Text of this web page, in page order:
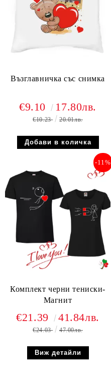
Възглавничка със снимка
€9.10 17.80лв.
€10.23 20.01лв.
Комплект черни тениски-
Магнит
-11%
€21.39 41.84лв.
€24.03 47.00лв.
Виж детайли